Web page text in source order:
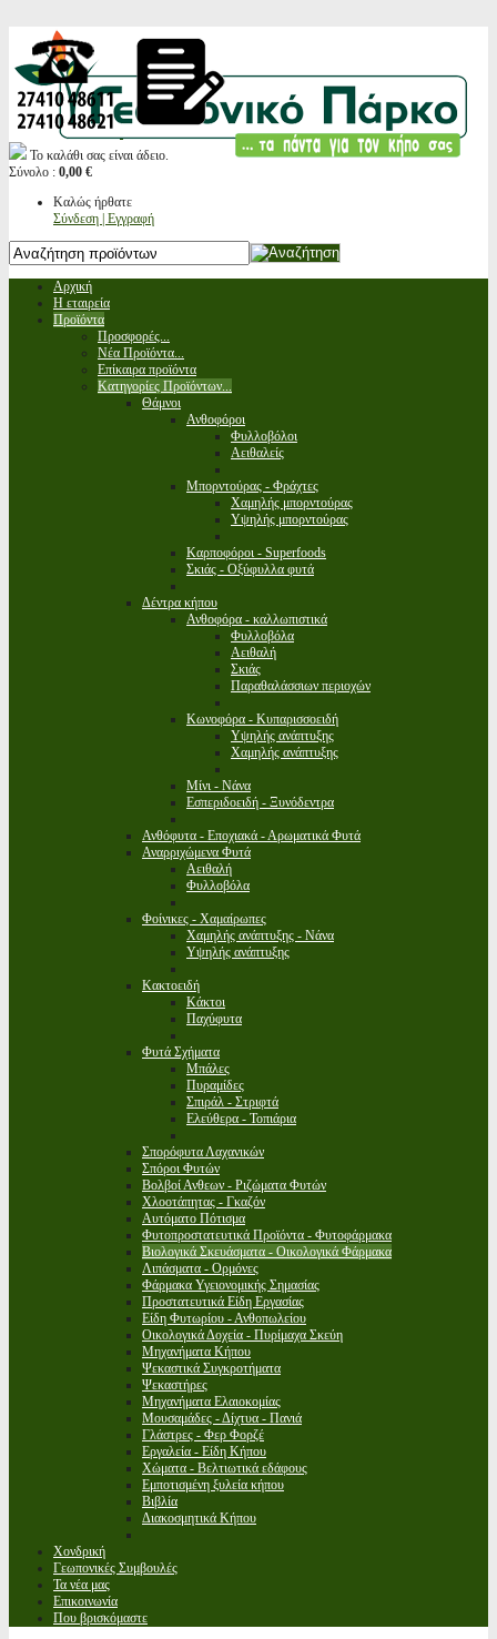
Το καλάθι σας είναι άδειο.
Σύνολο : 0,00 €
Καλώς ήρθατε
Σύνδεση | Εγγραφή
Αρχική
Η εταιρεία
Προϊόντα
Προσφορές...
Νέα Προϊόντα...
Επίκαιρα προϊόντα
Κατηγορίες Προϊόντων...
Θάμνοι
Ανθοφόροι
Φυλλοβόλοι
Αειθαλείς
Μπορντούρας - Φράχτες
Χαμηλής μπορντούρας
Υψηλής μπορντούρας
Καρποφόροι - Superfoods
Σκιάς - Οξύφυλλα φυτά
Δέντρα κήπου
Ανθοφόρα - καλλωπιστικά
Φυλλοβόλα
Αειθαλή
Σκιάς
Παραθαλάσσιων περιοχών
Κωνοφόρα - Κυπαρισσοειδή
Υψηλής ανάπτυξης
Χαμηλής ανάπτυξης
Μίνι - Νάνα
Εσπεριδοειδή - Ξυνόδεντρα
Ανθόφυτα - Εποχιακά - Αρωματικά Φυτά
Αναρριχώμενα Φυτά
Αειθαλή
Φυλλοβόλα
Φοίνικες - Χαμαίρωπες
Χαμηλής ανάπτυξης - Νάνα
Υψηλής ανάπτυξης
Κακτοειδή
Κάκτοι
Παχύφυτα
Φυτά Σχήματα
Μπάλες
Πυραμίδες
Σπιράλ - Στριφτά
Ελεύθερα - Τοπιάρια
Σπορόφυτα Λαχανικών
Σπόροι Φυτών
Βολβοί Ανθεων - Ριζώματα Φυτών
Χλοοτάπητας - Γκαζόν
Αυτόματο Πότισμα
Φυτοπροστατευτικά Προϊόντα - Φυτοφάρμακα
Βιολογικά Σκευάσματα - Οικολογικά Φάρμακα
Λιπάσματα - Ορμόνες
Φάρμακα Υγειονομικής Σημασίας
Προστατευτικά Είδη Εργασίας
Είδη Φυτωρίου - Ανθοπωλείου
Οικολογικά Δοχεία - Πυρίμαχα Σκεύη
Μηχανήματα Κήπου
Ψεκαστικά Συγκροτήματα
Ψεκαστήρες
Μηχανήματα Ελαιοκομίας
Μουσαμάδες - Δίχτυα - Πανιά
Γλάστρες - Φερ Φορζέ
Εργαλεία - Είδη Κήπου
Χώματα - Βελτιωτικά εδάφους
Εμποτισμένη ξυλεία κήπου
Βιβλία
Διακοσμητικά Κήπου
Χονδρική
Γεωπονικές Συμβουλές
Τα νέα μας
Επικοινωνία
Που βρισκόμαστε